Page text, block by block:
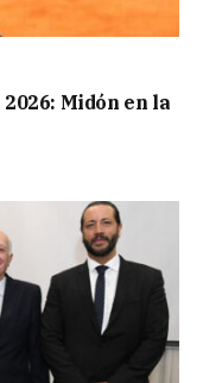
Midón en la